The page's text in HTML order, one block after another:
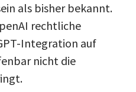
als bisher bekannt.
rechtliche
Integration auf
nicht die